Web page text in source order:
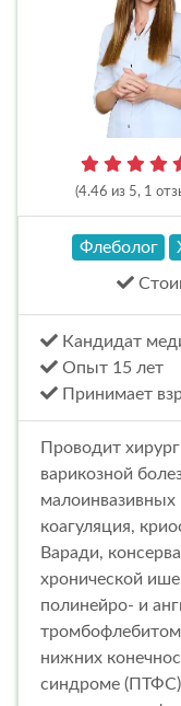
(4.46 из 5, 1
Флеболог
Кандидат
Опыт 15 лет
Принимает
Проводит
варикозной
малоинвазивных
коагуляция,
Варади,
хронической
полинейро- и
нижних
синдроме